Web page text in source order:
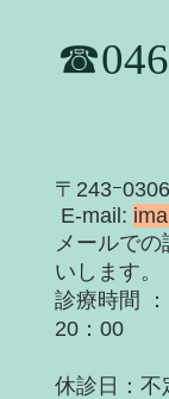
〒243ｰ
E-mail:
メールで
いします。
診療時間
20：00
木曜
休診日：不